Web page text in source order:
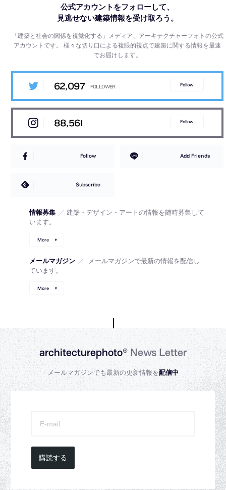
公式アカウントをフォローして、
見逃せない建築情報を受け取ろう。
「建築と社会の関係を視覚化する」メディア、アーキテクチャーフォトの公式
アカウントです。様々な切り口による複眼的視点で建築に関する情報を最速
でお届けします。
62,097 Follow
88,561 Follow
Follow Add Friends
Subscribe
情報募集 ／ 建築・デザイン・アートの情報を随時募集して
います。
More
メールマガジン ／
メールマガジンで最新の情報を配信し
ています。
More
architecturephoto®News Letter
メールマガジンでも最新の更新情報を配信中
購読する